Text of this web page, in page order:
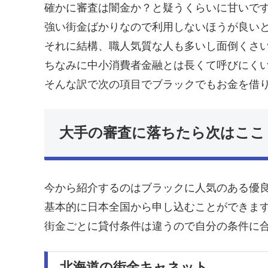
確かに審査は闇金か？と疑うくらいに甘いで
強い街金ばかりなので利用しないほうが良い
それに結構、職人気質な人も多いし面倒くさ
ちなみに中小消費者金融とは長くて呼びにく
そんな訳で次の項目でブラックでもお金を借
大手の審査に落ちたら次はこ
今から紹介するのはブラックに人気のある優
基本的に日本全国から申し込むことができま
街金ごとに貸付条件は違うので自分の条件に